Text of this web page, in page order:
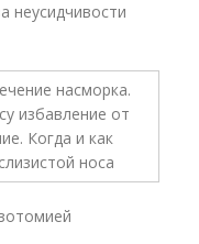
неусидчивости